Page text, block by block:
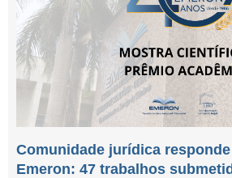
Comunidade jurídica
Emeron: 47 trabalhos